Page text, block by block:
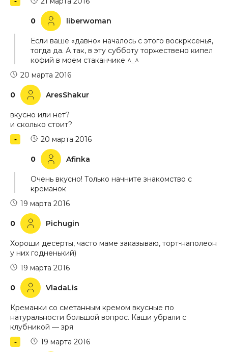
0 liberwoman
Если ваше «давно» началось с этого воскрксенья,
тогда да. А так, в эту субботу торжествено кипел
кофий в моем стаканчике ^_^
0 AresShakur
20 марта 2016
вкусно или нет?
и сколько стоит?
0 Afinka
20 марта 2016
Очень вкусно! Только начните знакомство с
креманок
0 Pichugin
19 марта 2016
Хороши десерты, часто маме заказываю, торт-наполеон
у них годненький)
0 VladaLis
19 марта 2016
Креманки со сметанным кремом вкусные по
натуральности большой вопрос. Каши убрали с
клубникой — зря
19 марта 2016